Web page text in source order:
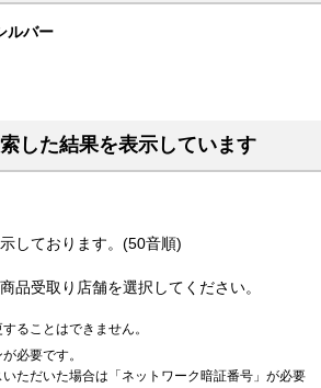
ルバー
した結果を表示しています
しております。(50音順)
品受取り店舗を選択してください。
ることはできません。
必要です。
いただいた場合は「ネットワーク暗証番号」が必要